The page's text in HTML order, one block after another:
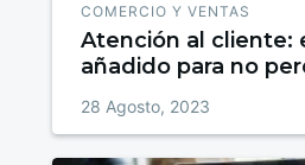
COMERCIO Y VENTAS
Atención al cliente:
añadido para no
28 Agosto, 2023